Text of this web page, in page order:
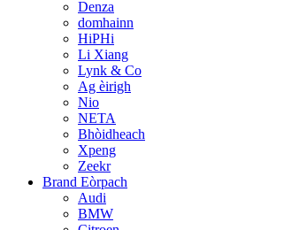
Denza
domhainn
HiPHi
Li Xiang
Lynk & Co
Ag èirigh
Nio
NETA
Bhòidheach
Xpeng
Zeekr
Brand Eòrpach
Audi
BMW